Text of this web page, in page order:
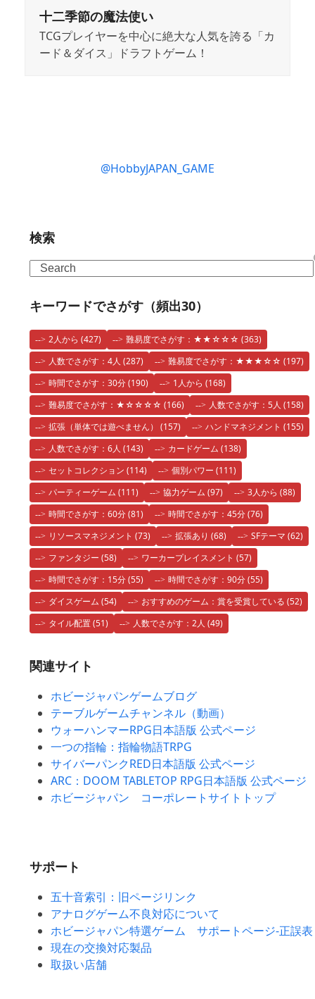
十二季節の魔法使い
TCGプレイヤーを中心に絶大な人気を誇る「カ
ード＆ダイス」ドラフトゲーム！
@HobbyJAPAN_GAME
検索
Search
キーワードでさがす（頻出30）
2人から (427) 難易度でさがす：★★☆☆☆ (363)
人数でさがす：4人 (287) 難易度でさがす：★★★☆☆ (197)
時間でさがす：30分(190) 1人から (168)
難易度でさがす：★☆☆☆☆ (166) 人数でさがす：5人 (158)
拡張（単体では遊べません） (157) ハンドマネジメント (155)
人数でさがす：6人 (143) カードゲーム (138)
セットコレクション (114) 個別パワー (111)
パーティーゲーム (111) 協力ゲーム (97) 3人から (88)
時間でさがす：60分(81) 時間でさがす：45分(76)
リソースマネジメント (73) 拡張あり (68) SFテーマ (62)
ファンタジー (58) ワーカープレイスメント (57)
時間でさがす：15分(55) 時間でさがす：90分(55)
ダイスゲーム (54) おすすめのゲーム：賞を受賞している (52)
タイル配置(51) 人数でさがす：2人 (49)
関連サイト
ホビージャパンゲームブログ
テーブルゲームチャンネル（動画）
ウォーハンマーRPG日本語版 公式ページ
一つの指輪：指輪物語TRPG
サイバーパンクRED日本語版 公式ページ
ARC：DOOM TABLETOP RPG日本語版 公式ページ
ホビージャパン コーポレートサイトトップ
サポート
五十音索引：旧ページリンク
アナログゲーム不良対応について
ホビージャパン特選ゲーム サポートページ-正誤表
現在の交換対応製品
取扱い店舗